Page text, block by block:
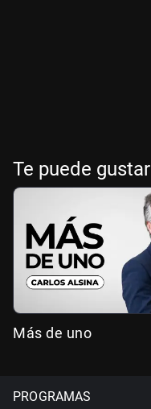
Te puede gustar
Más de uno
PROGRAMAS